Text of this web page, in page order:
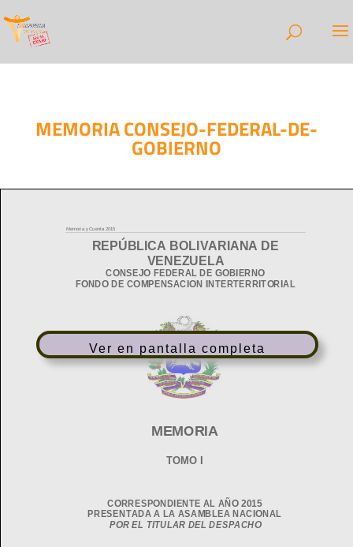
MEMORIA CONSEJO-FEDERAL-DE-
GOBIERNO
Ver en pantalla completa